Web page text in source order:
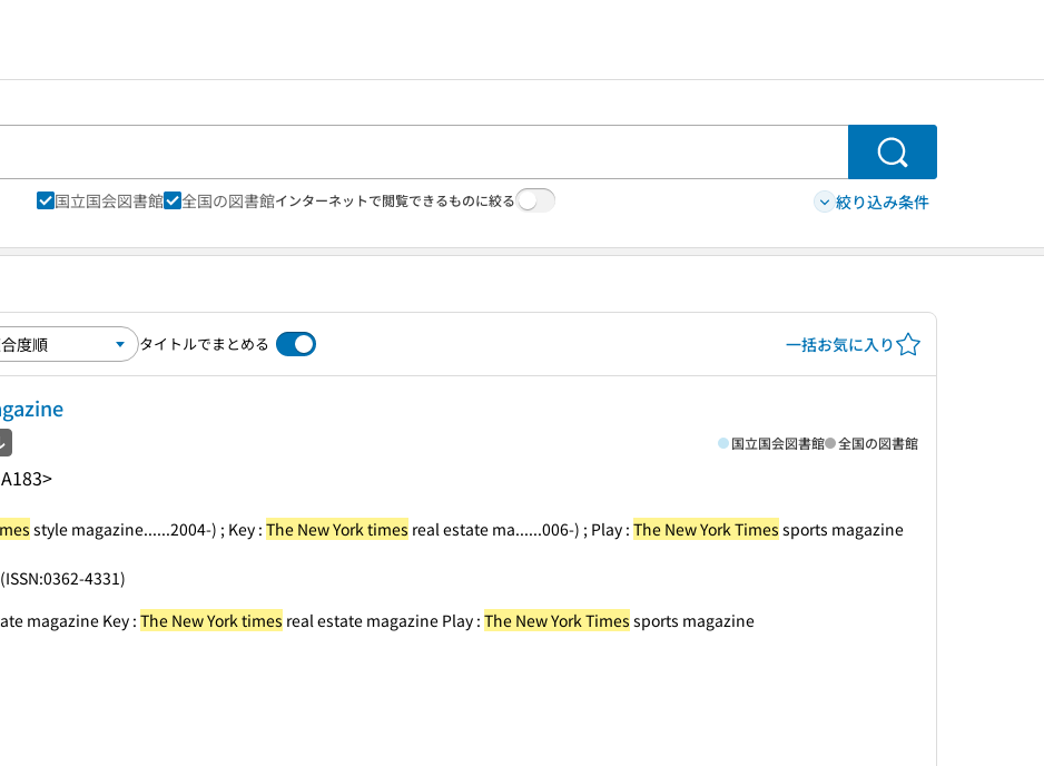
検索
国立国会図書館 全国の図書館インターネットで閲覧できるものに絞る 絞り込み条件
タイトルでまとめる 一括お気に入り
国立国会図書館 全国の図書館
style magazine......2004-) ; Key : The New York times real estate ma......006-) ; Play : The New York Times sports magazine
(ISSN:0362-4331)
magazine Key :The New York times real estate magazine Play : The New York Times sports magazine